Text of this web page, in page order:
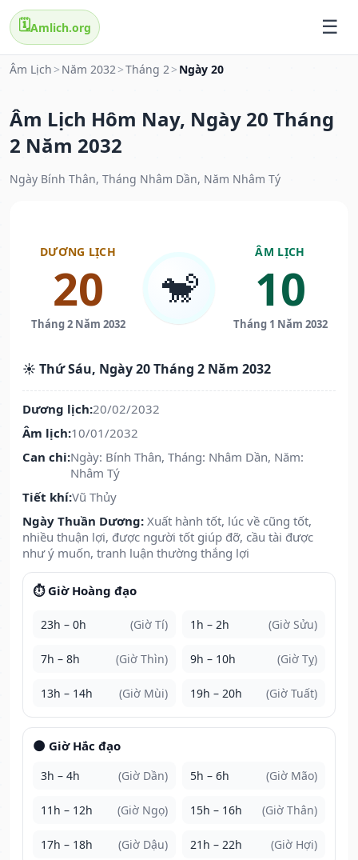
🗓️Amlich.org
Âm Lịch > Năm 2032>Tháng 2> Ngày 20
Âm Lịch Hôm Nay, Ngày 20 Tháng
2 Năm 2032
Ngày Bính Thân, Tháng Nhâm Dần, Năm Nhâm Tý
DƯƠNG LỊCH
20
Tháng 2 Năm 2032
🐒
ÂM LỊCH
10
Tháng 1 Năm 2032
☀️ Thứ Sáu, Ngày 20 Tháng 2 Năm 2032
Dương lịch:20/02/2032
Âm lịch:10/01/2032
Can chi:Ngày: Bính Thân, Tháng: Nhâm Dần, Năm:
Nhâm Tý
Tiết khí:Vũ Thủy
Ngày Thuần Dương: Xuất hành tốt, lúc về cũng tốt,
nhiều thuận lợi, được người tốt giúp đỡ, cầu tài được
như ý muốn, tranh luận thường thắng lợi
⏱️ Giờ Hoàng đạo
23h – 0h (Giờ Tí) 1h – 2h (Giờ Sửu)
7h – 8h (Giờ Thìn) 9h – 10h (Giờ Tỵ)
13h – 14h (Giờ Mùi) 19h – 20h (Giờ Tuất)
🌑 Giờ Hắc đạo
3h – 4h (Giờ Dần) 5h – 6h (Giờ Mão)
11h – 12h (Giờ Ngọ) 15h – 16h (Giờ Thân)
17h – 18h (Giờ Dậu) 21h – 22h (Giờ Hợi)